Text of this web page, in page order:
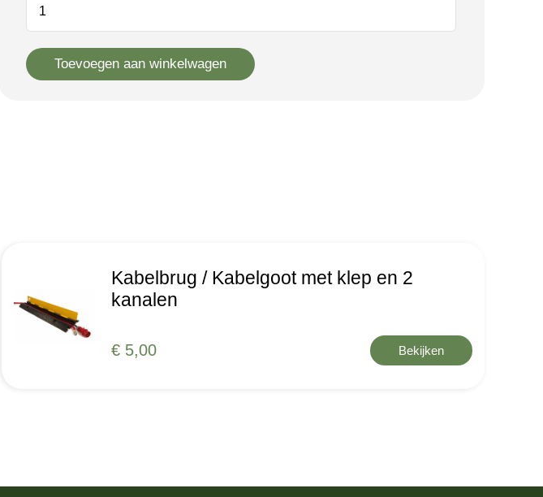
Toevoegen aan winkelwagen
Kabelbrug / Kabelgoot met klep en 2
kanalen
€ 5,00 Bekijken